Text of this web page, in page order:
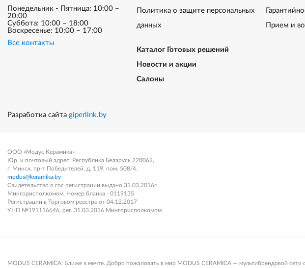
Понедельник - Пятница: 10:00 –
20:00
Суббота: 10:00 – 18:00
Воскресенье: 10:00 – 17:00
Все контакты
Политика о защите персональных
данных
Каталог Готовых решений
Новости и акции
Салоны
Прием и
Разработка сайта giperlink.by
ООО «Модус Керамика»
Юр. и почтовый адрес: Республика Беларусь 220062,
г. Минск, пр-т Победителей, д. 119, пом. 508/4.
modus@keramika.by
Свидетельство о гос регистрации выдано 31.03.2016г.
Мингорисполкомом. Номер бланка - 0119135
Регистрации в Торговом реестре от 04.12.2017
УНП №191116646, рег. 31.03.2016 Мингорисполкомом
MODUS CERAMICA: Ближе к мечте. Добро пожаловать в мир MODUS CERAMICA — мультибрендовой